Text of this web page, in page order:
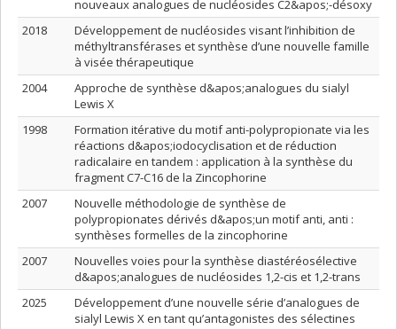
nouveaux analogues de nucléosides C2&apos;-désoxy
2018
Développement de nucléosides visant l’inhibition de
méthyltransférases et synthèse d’une nouvelle famille
à visée thérapeutique
2004
Approche de synthèse d&apos;analogues du sialyl
Lewis X
1998
Formation itérative du motif anti-polypropionate via les
réactions d&apos;iodocyclisation et de réduction
radicalaire en tandem : application à la synthèse du
fragment C7-C16 de la Zincophorine
2007
Nouvelle méthodologie de synthèse de
polypropionates dérivés d&apos;un motif anti, anti :
synthèses formelles de la zincophorine
2007
Nouvelles voies pour la synthèse diastéréosélective
d&apos;analogues de nucléosides 1,2-cis et 1,2-trans
2025
Développement d’une nouvelle série d’analogues de
sialyl Lewis X en tant qu’antagonistes des sélectines